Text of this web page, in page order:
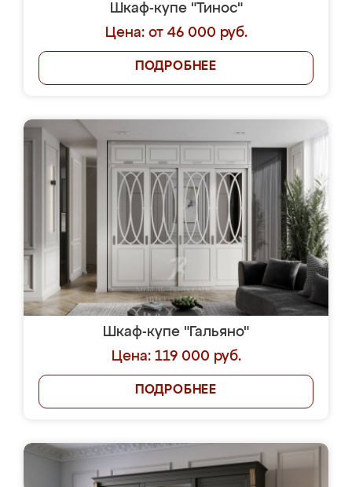
Шкаф-купе "Тинос"
Цена: от 46 000 руб.
ПОДРОБНЕЕ
Шкаф-купе "Гальяно"
Цена: 119 000 руб.
ПОДРОБНЕЕ